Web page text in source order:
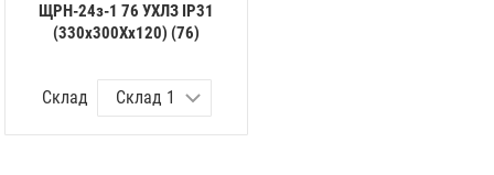
ЩРН-24з-1 76 УХЛЗ IP31
(330х300Хх120) (76)
Склад